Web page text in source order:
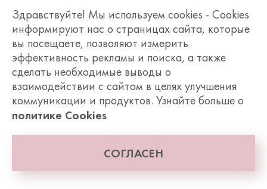
ПОДЕЛИТЬСЯ
РЕКОМЕНДУЕМЫЕ ТОВАРЫ
ПОПУЛЯРНЫЕ
Здравствуйте! Мы используем cookies - Cookies
информируют нас о страницах сайта, которые
вы посещаете, позволяют измерить
эффективность рекламы и поиска, а также
сделать необходимые выводы о
взаимодействии с сайтом в целях улучшения
коммуникации и продуктов. Узнайте больше о
политике Cookies
СОГЛАСЕН